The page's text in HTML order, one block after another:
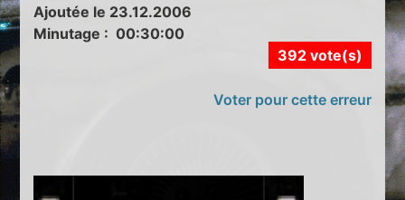
Ajoutée le 23.12.2006
Minutage : 00:30:00
392 vote(s)
Voter pour cette erreur